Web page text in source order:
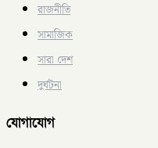
রাজনীতি
সামাজিক
সারা দেশ
দুর্ঘটনা
যোগাযোগ